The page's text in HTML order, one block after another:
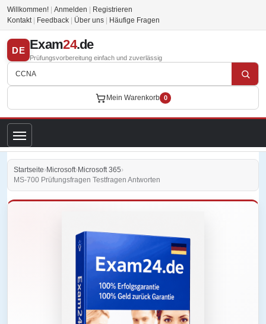
Willkommen! Anmelden
Registrieren
Kontakt
Feedback Über uns Häufige Fragen
DE Exam24.de
Prüfungsvorbereitung einfach und zuverlässig
Mein Warenkorb 0
Startseite›Microsoft›Microsoft 365›
MS-700 Prüfungsfragen Testfragen Antworten